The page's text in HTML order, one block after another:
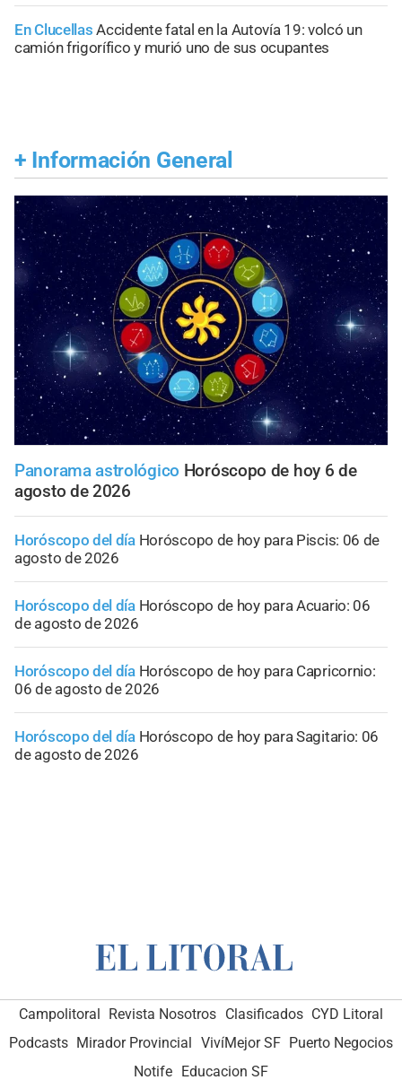
En Clucellas Accidente fatal en la Autovía 19: volcó un
camión frigorífico y murió uno de sus ocupantes
+ Información General
Panorama astrológico Horóscopo de hoy 6 de
agosto de 2026
Horóscopo del día Horóscopo de hoy para Piscis: 06 de
agosto de 2026
Horóscopo del día Horóscopo de hoy para Acuario: 06
de agosto de 2026
Horóscopo del día Horóscopo de hoy para Capricornio:
06 de agosto de 2026
Horóscopo del día Horóscopo de hoy para Sagitario: 06
de agosto de 2026
Campolitoral Revista Nosotros Clasificados CYD Litoral
Podcasts Mirador Provincial VivíMejor SF Puerto Negocios
Notife Educacion SF